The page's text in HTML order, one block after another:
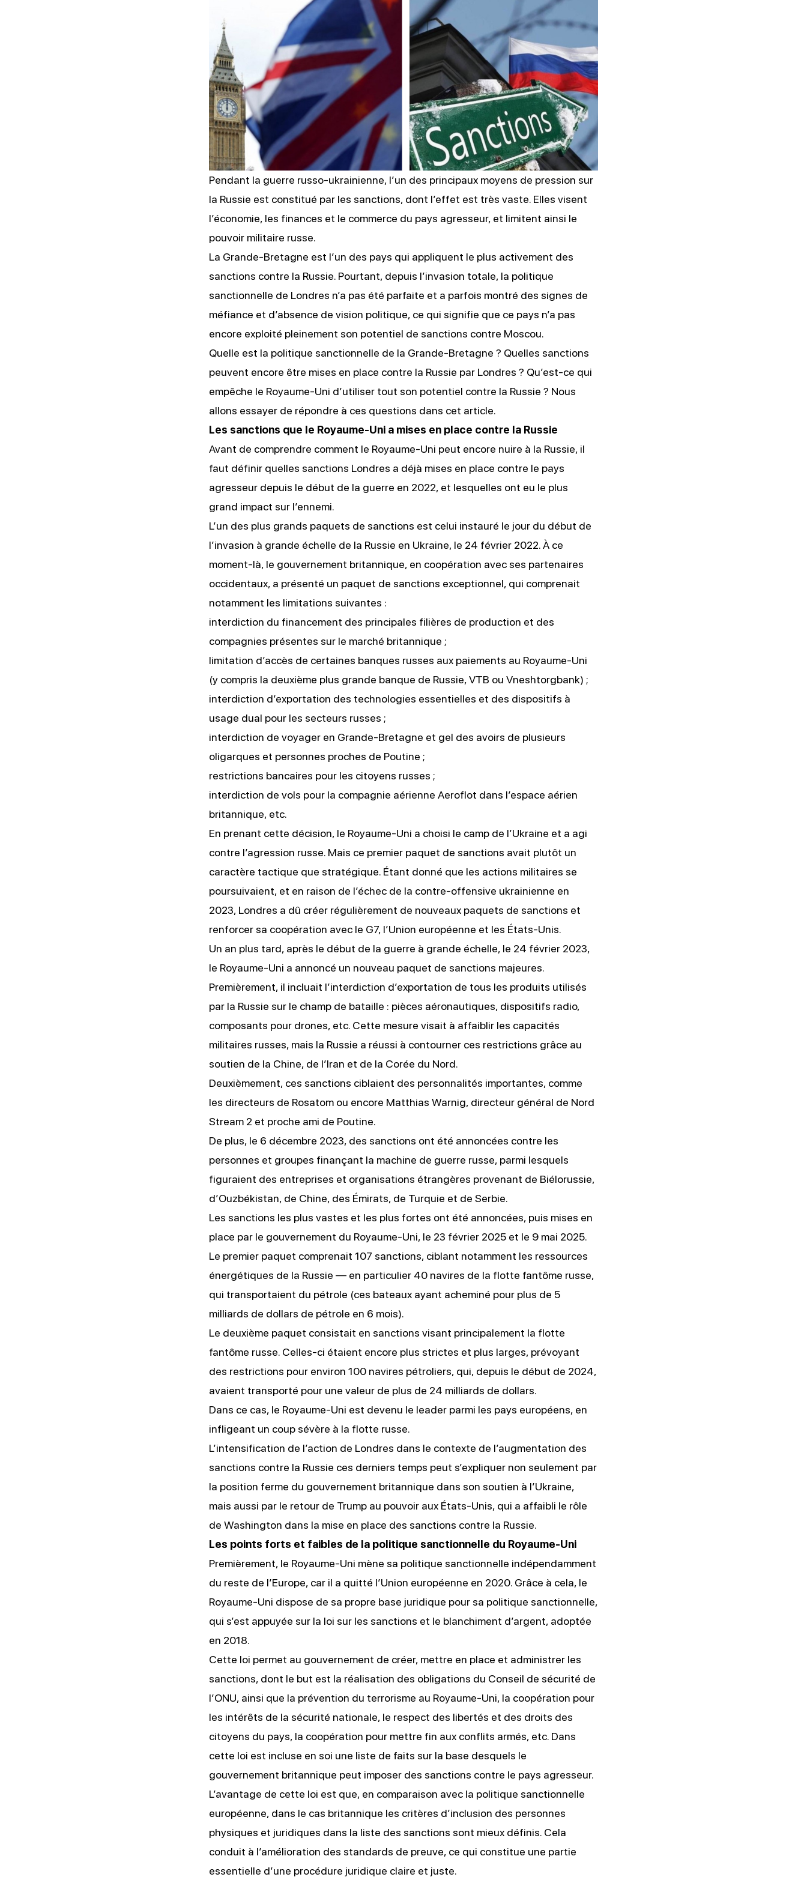
Pendant la guerre russo-ukrainienne, l’un des principaux moyens de pression sur
la Russie est constitué par les sanctions, dont l’effet est très vaste. Elles visent
l’économie, les finances et le commerce du pays agresseur, et limitent ainsi le
pouvoir militaire russe.
La Grande-Bretagne est l’un des pays qui appliquent le plus activement des
sanctions contre la Russie. Pourtant, depuis l’invasion totale, la politique
sanctionnelle de Londres n’a pas été parfaite et a parfois montré des signes de
méfiance et d’absence de vision politique, ce qui signifie que ce pays n’a pas
encore exploité pleinement son potentiel de sanctions contre Moscou.
Quelle est la politique sanctionnelle de la Grande-Bretagne ? Quelles sanctions
peuvent encore être mises en place contre la Russie par Londres ? Qu’est-ce qui
empêche le Royaume-Uni d’utiliser tout son potentiel contre la Russie ? Nous
allons essayer de répondre à ces questions dans cet article.
Les sanctions que le Royaume-Uni a mises en place contre la Russie
Avant de comprendre comment le Royaume-Uni peut encore nuire à la Russie, il
faut définir quelles sanctions Londres a déjà mises en place contre le pays
agresseur depuis le début de la guerre en 2022, et lesquelles ont eu le plus
grand impact sur l’ennemi.
L’un des plus grands paquets de sanctions est celui instauré le jour du début de
l’invasion à grande échelle de la Russie en Ukraine, le 24 février 2022. À ce
moment-là, le gouvernement britannique, en coopération avec ses partenaires
occidentaux, a présenté un paquet de sanctions exceptionnel, qui comprenait
notamment les limitations suivantes :
interdiction du financement des principales filières de production et des
compagnies présentes sur le marché britannique ;
limitation d’accès de certaines banques russes aux paiements au Royaume-Uni
(y compris la deuxième plus grande banque de Russie, VTB ou Vneshtorgbank) ;
interdiction d’exportation des technologies essentielles et des dispositifs à
usage dual pour les secteurs russes ;
interdiction de voyager en Grande-Bretagne et gel des avoirs de plusieurs
oligarques et personnes proches de Poutine ;
restrictions bancaires pour les citoyens russes ;
interdiction de vols pour la compagnie aérienne Aeroflot dans l’espace aérien
britannique, etc.
En prenant cette décision, le Royaume-Uni a choisi le camp de l’Ukraine et a agi
contre l’agression russe. Mais ce premier paquet de sanctions avait plutôt un
caractère tactique que stratégique. Étant donné que les actions militaires se
poursuivaient, et en raison de l’échec de la contre-offensive ukrainienne en
2023, Londres a dû créer régulièrement de nouveaux paquets de sanctions et
renforcer sa coopération avec le G7, l’Union européenne et les États-Unis.
Un an plus tard, après le début de la guerre à grande échelle, le 24 février 2023,
le Royaume-Uni a annoncé un nouveau paquet de sanctions majeures.
Premièrement, il incluait l’interdiction d’exportation de tous les produits utilisés
par la Russie sur le champ de bataille : pièces aéronautiques, dispositifs radio,
composants pour drones, etc. Cette mesure visait à affaiblir les capacités
militaires russes, mais la Russie a réussi à contourner ces restrictions grâce au
soutien de la Chine, de l’Iran et de la Corée du Nord.
Deuxièmement, ces sanctions ciblaient des personnalités importantes, comme
les directeurs de Rosatom ou encore Matthias Warnig, directeur général de Nord
Stream 2 et proche ami de Poutine.
De plus, le 6 décembre 2023, des sanctions ont été annoncées contre les
personnes et groupes finançant la machine de guerre russe, parmi lesquels
figuraient des entreprises et organisations étrangères provenant de Biélorussie,
d’Ouzbékistan, de Chine, des Émirats, de Turquie et de Serbie.
Les sanctions les plus vastes et les plus fortes ont été annoncées, puis mises en
place par le gouvernement du Royaume-Uni, le 23 février 2025 et le 9 mai 2025.
Le premier paquet comprenait 107 sanctions, ciblant notamment les ressources
énergétiques de la Russie — en particulier 40 navires de la flotte fantôme russe,
qui transportaient du pétrole (ces bateaux ayant acheminé pour plus de 5
milliards de dollars de pétrole en 6 mois).
Le deuxième paquet consistait en sanctions visant principalement la flotte
fantôme russe. Celles-ci étaient encore plus strictes et plus larges, prévoyant
des restrictions pour environ 100 navires pétroliers, qui, depuis le début de 2024,
avaient transporté pour une valeur de plus de 24 milliards de dollars.
Dans ce cas, le Royaume-Uni est devenu le leader parmi les pays européens, en
infligeant un coup sévère à la flotte russe.
L’intensification de l’action de Londres dans le contexte de l’augmentation des
sanctions contre la Russie ces derniers temps peut s’expliquer non seulement par
la position ferme du gouvernement britannique dans son soutien à l’Ukraine,
mais aussi par le retour de Trump au pouvoir aux États-Unis, qui a affaibli le rôle
de Washington dans la mise en place des sanctions contre la Russie.
Les points forts et faibles de la politique sanctionnelle du Royaume-Uni
Premièrement, le Royaume-Uni mène sa politique sanctionnelle indépendamment
du reste de l’Europe, car il a quitté l’Union européenne en 2020. Grâce à cela, le
Royaume-Uni dispose de sa propre base juridique pour sa politique sanctionnelle,
qui s’est appuyée sur la loi sur les sanctions et le blanchiment d’argent, adoptée
en 2018.
Cette loi permet au gouvernement de créer, mettre en place et administrer les
sanctions, dont le but est la réalisation des obligations du Conseil de sécurité de
l’ONU, ainsi que la prévention du terrorisme au Royaume-Uni, la coopération pour
les intérêts de la sécurité nationale, le respect des libertés et des droits des
citoyens du pays, la coopération pour mettre fin aux conflits armés, etc. Dans
cette loi est incluse en soi une liste de faits sur la base desquels le
gouvernement britannique peut imposer des sanctions contre le pays agresseur.
L’avantage de cette loi est que, en comparaison avec la politique sanctionnelle
européenne, dans le cas britannique les critères d’inclusion des personnes
physiques et juridiques dans la liste des sanctions sont mieux définis. Cela
conduit à l’amélioration des standards de preuve, ce qui constitue une partie
essentielle d’une procédure juridique claire et juste.